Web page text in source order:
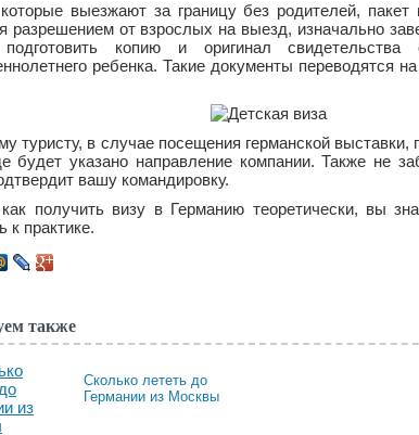
выезжают за границу без родителей, пакет
разрешением от взрослых на выезд, изначально
подготовить копию и оригинал
ребенка. Такие документы переводятся
туристу, в случае посещения германской выставки,
будет указано направление компании. Также не
вашу командировку.
получить визу в Германию теоретически, вы
к практике.
также
Сколько лететь до
Германии из Москвы